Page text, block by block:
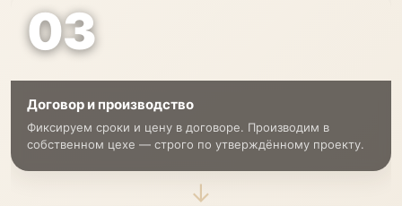
03
Договор и производство
Фиксируем сроки и цену в договоре. Производим в
собственном цехе — строго по утверждённому проекту.
→